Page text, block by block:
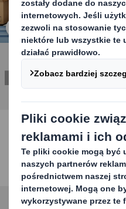
kliknij, aby powiększyć